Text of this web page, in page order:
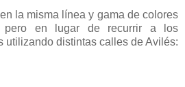
la misma línea y gama de colores
pero en lugar de recurrir a los
utilizando distintas calles de Avilés: